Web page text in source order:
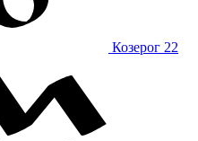
Козерог 22